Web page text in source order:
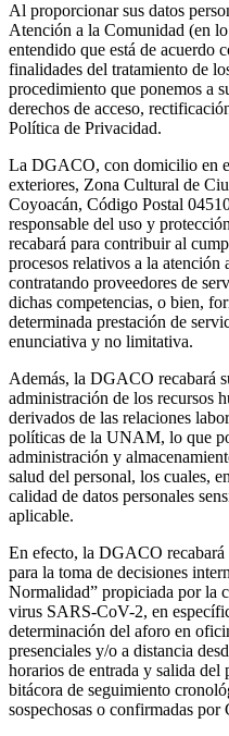
Al proporcionar sus datos
Atención a la Comunidad (en
entendido que está de acuerdo
finalidades del tratamiento de
procedimiento que ponemos a
derechos de acceso,
Política de Privacidad.
La DGACO, con domicilio en
exteriores, Zona Cultural de
Coyoacán, Código Postal
responsable del uso y
recabará para contribuir al
procesos relativos a la atención
contratando proveedores de
dichas competencias, o bien,
determinada prestación de
enunciativa y no limitativa.
Además, la DGACO recabará
administración de los recursos
derivados de las relaciones
políticas de la UNAM, lo que
administración y
salud del personal, los cuales,
calidad de datos personales
aplicable.
En efecto, la DGACO recabará
para la toma de decisiones
Normalidad” propiciada por la
virus SARS-CoV-2, en
determinación del aforo en
presenciales y/o a distancia
horarios de entrada y salida del
bitácora de seguimiento
sospechosas o confirmadas